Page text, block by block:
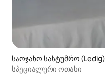
საოჯახო სასტუმრო (Ledig)
სპეციალური ოთახი